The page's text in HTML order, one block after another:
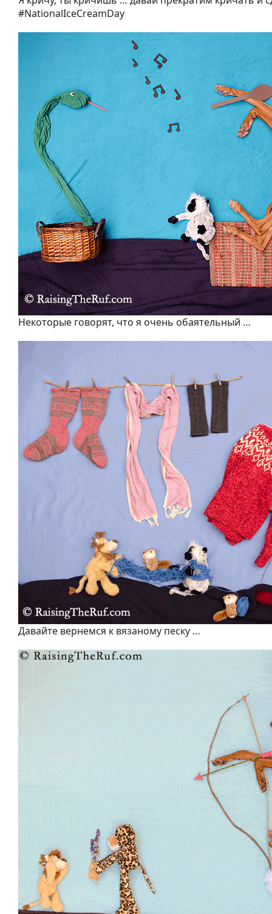
#NationalIceCreamDay
Некоторые говорят, что я очень обаятельный …
Давайте вернемся к вязаному песку …